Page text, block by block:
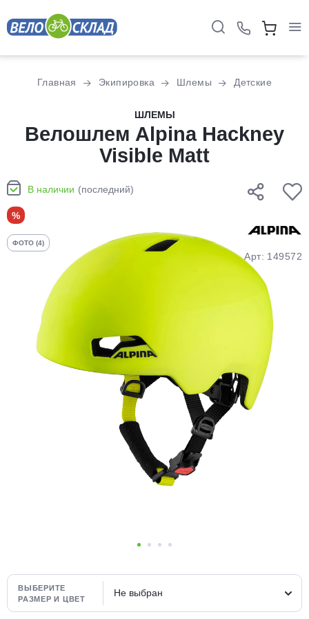
Главная Экипировка Шлемы Детские
ШЛЕМЫ
Велошлем Alpina Hackney
Visible Matt
В наличии (последний)
%
ФОТО (4)
Арт: 149572
ВЫБЕРИТЕ
РАЗМЕР И ЦВЕТ
Не выбран
оплатуна части
без переплат
График платежей
Добавляйте товары
в корзину
Оплачивайте сегодня только
% картой любого банка
Получайте товар
выбранный способом
каждые 2 недели
Подробнее